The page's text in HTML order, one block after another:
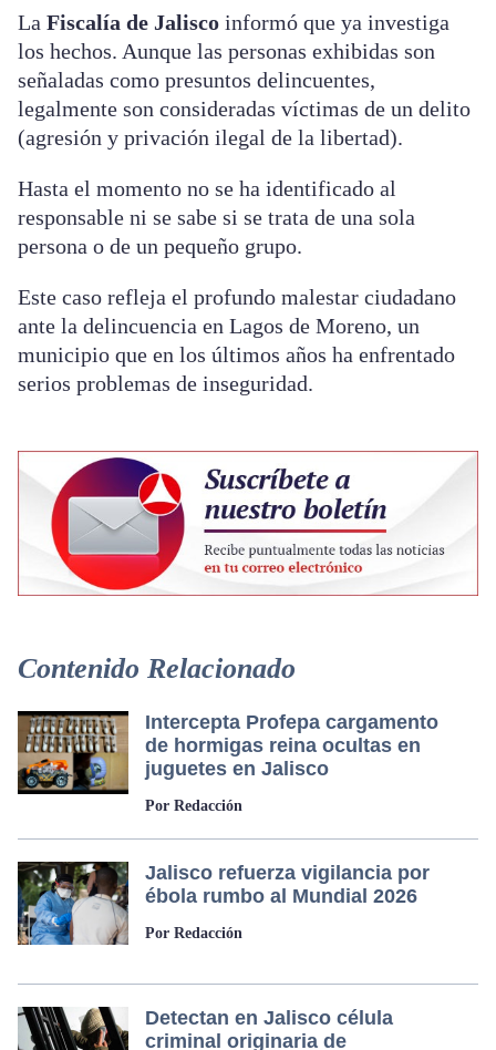
La Fiscalía de Jalisco informó que ya investiga
los hechos. Aunque las personas exhibidas son
señaladas como presuntos delincuentes,
legalmente son consideradas víctimas de un delito
(agresión y privación ilegal de la libertad).
Hasta el momento no se ha identificado al
responsable ni se sabe si se trata de una sola
persona o de un pequeño grupo.
Este caso refleja el profundo malestar ciudadano
ante la delincuencia en Lagos de Moreno, un
municipio que en los últimos años ha enfrentado
serios problemas de inseguridad.
Contenido Relacionado
Intercepta Profepa cargamento
de hormigas reina ocultas en
juguetes en Jalisco
Por Redacción
Jalisco refuerza vigilancia por
ébola rumbo al Mundial 2026
Por Redacción
Detectan en Jalisco célula
criminal originaria de